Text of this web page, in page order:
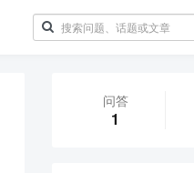
问答
1